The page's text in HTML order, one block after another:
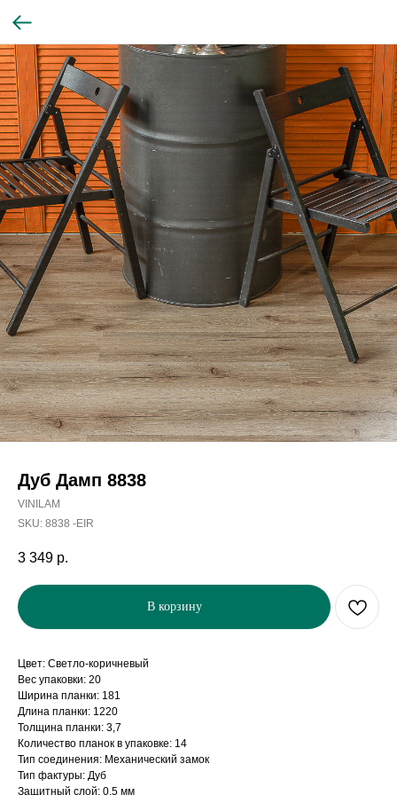
Дуб Дамп 8838
VINILAM
SKU: 8838 -EIR
3 349 р.
В корзину
Цвет: Светло-коричневый
Вес упаковки: 20
Ширина планки: 181
Длина планки: 1220
Толщина планки: 3,7
Количество планок в упаковке: 14
Тип соединения: Механический замок
Тип фактуры: Дуб
Защитный слой: 0,5 мм